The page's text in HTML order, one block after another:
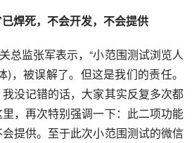
焊死，不会开发，不会提供
总监张军表示，“小范围测试浏览人
，被误解了。但这是我们的责任。
没记错的话，大家其实反复多次都
，再次特别强调一下：此二项功能
提供。至于此次小范围测试的微信